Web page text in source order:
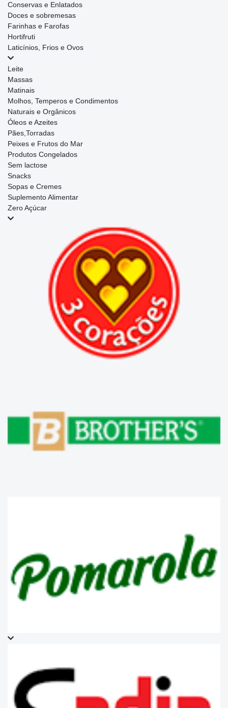
Conservas e Enlatados
Doces e sobremesas
Farinhas e Farofas
Hortifruti
Laticínios, Frios e Ovos
Leite
Massas
Matinais
Molhos, Temperos e Condimentos
Naturais e Orgânicos
Óleos e Azeites
Pães,Torradas
Peixes e Frutos do Mar
Produtos Congelados
Sem lactose
Snacks
Sopas e Cremes
Suplemento Alimentar
Zero Açúcar